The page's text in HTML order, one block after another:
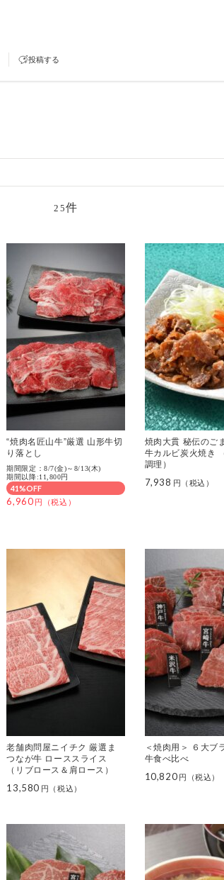
投稿する
25件
“焼肉名匠山牛”厳選 山形牛切
り落とし
期間限定：8/7(金)～8/13(木)
期間以降:11,800円
41%OFF
6,960
焼肉大貫 秘伝のご
牛カルビ炭火焼き
調理）
7,938
老舗肉問屋ニイチク 厳選ま
つなが牛 ローススライス
（リブロース＆肩ロース）
13,580
＜焼肉用＞ ６大ブ
牛食べ比べ
10,820